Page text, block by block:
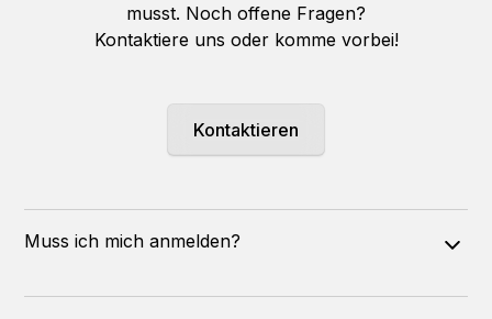
musst. Noch offene Fragen?
Kontaktiere uns oder komme vorbei!
Kontaktieren
Muss ich mich anmelden?